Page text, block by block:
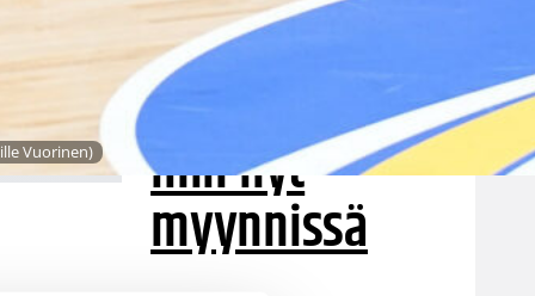
Vuorinen)
elokuun
kotimaaottelu
ihin nyt
myynnissä